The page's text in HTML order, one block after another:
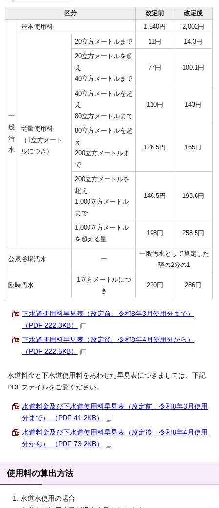
区分 改定前 改定後
一
般
汚
水
基本使用料 1,540円 2,002円
従量使用料
（1立方メート
ルにつき）
20立方メートルまで 11円
14.3円
20立方メートルを超
え
40立方メートルまで
77円 100.1円
40立方メートルを超
え
80立方メートルまで
110円 143円
80立方メートルを超
え
200立方メートルま
で
126.5円 165円
200立方メートルを
超え
1,000立方メートル
まで
148.5円 193.6円
1,000立方メートル
を超える量
198円 258.5円
公衆浴場汚水 ー
一般汚水として算定した
額の2分の1
臨時汚水
1立方メートルにつ
き
220円 286円
下水道使用料早見表（改定前、令和8年3月使用分まで）
（PDF 222.3KB）
下水道使用料早見表（改定後、令和8年4月使用分から）
（PDF 222.5KB）
水道料金と下水道使用料をあわせた早見表につきましては、下記
PDFファイルをご覧ください。
水道料金及び下水道使用料早見表（改定前、令和8年3月使用
分まで） （PDF 41.2KB）
水道料金及び下水道使用料早見表（改定後、令和8年4月使用
分から） （PDF 73.2KB）
使用料の算出方法
水道水使用の場合